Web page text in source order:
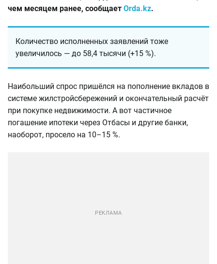
чем месяцем ранее, сообщает Orda.kz.
Количество исполненных заявлений тоже
увеличилось — до 58,4 тысячи (+15 %).
Наибольший спрос пришёлся на пополнение вкладов в
системе жилстройсбережений и окончательный расчёт
при покупке недвижимости. А вот частичное
погашение ипотеки через Отбасы и другие банки,
наоборот, просело на 10–15 %.